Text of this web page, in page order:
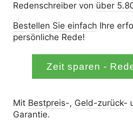
Redenschreiber von über
Bestellen Sie einfach Ihre
persönliche Rede!
Zeit sparen -
Mit Bestpreis-, Geld-zurück-
Garantie.